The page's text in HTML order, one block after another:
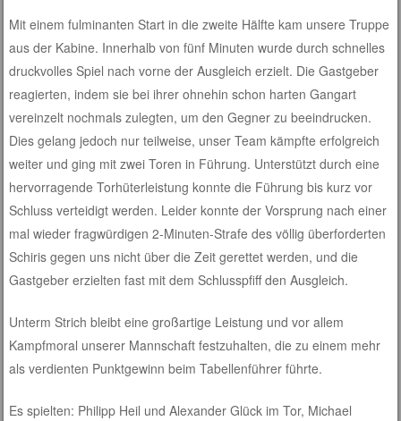
Mit einem fulminanten Start in die zweite Hälfte kam unsere Truppe
aus der Kabine. Innerhalb von fünf Minuten wurde durch schnelles
druckvolles Spiel nach vorne der Ausgleich erzielt. Die Gastgeber
reagierten, indem sie bei ihrer ohnehin schon harten Gangart
vereinzelt nochmals zulegten, um den Gegner zu beeindrucken.
Dies gelang jedoch nur teilweise, unser Team kämpfte erfolgreich
weiter und ging mit zwei Toren in Führung. Unterstützt durch eine
hervorragende Torhüterleistung konnte die Führung bis kurz vor
Schluss verteidigt werden. Leider konnte der Vorsprung nach einer
mal wieder fragwürdigen 2-Minuten-Strafe des völlig überforderten
Schiris gegen uns nicht über die Zeit gerettet werden, und die
Gastgeber erzielten fast mit dem Schlusspfiff den Ausgleich.
Unterm Strich bleibt eine großartige Leistung und vor allem
Kampfmoral unserer Mannschaft festzuhalten, die zu einem mehr
als verdienten Punktgewinn beim Tabellenführer führte.
Es spielten: Philipp Heil und Alexander Glück im Tor, Michael